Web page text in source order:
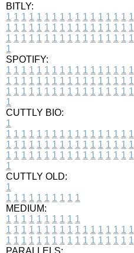
BITLY:
1 1 1 1 1 1 1 1 1 1 1 1 1 1 1 1 1
1 1 1 1 1 1 1 1 1 1 1 1 1 1 1 1 1
1 1 1 1 1 1 1 1 1 1 1 1 1 1 1 1 1
1
SPOTIFY:
1 1 1 1 1 1 1 1 1 1 1 1 1 1 1 1 1
1 1 1 1 1 1 1 1 1 1 1 1 1 1 1 1 1
1 1 1 1 1 1 1 1 1 1 1 1 1 1 1 1 1
1
CUTTLY BIO:
1
1 1 1 1 1 1 1 1 1 1 1 1 1 1 1 1 1
1 1 1 1 1 1 1 1 1 1 1 1 1 1 1 1 1
1 1 1 1 1 1 1 1 1 1 1 1 1 1 1 1 1
1
CUTTLY OLD:
1
1 1 1 1 1 1 1 1 1 1
MEDIUM:
1 1 1 1 1 1 1 1 1 1
1 1 1 1 1 1 1 1 1 1 1 1 1 1 1 1 1
1 1 1 1 1 1 1 1 1 1 1 1 1 1 1 1 1
PARALLELS: